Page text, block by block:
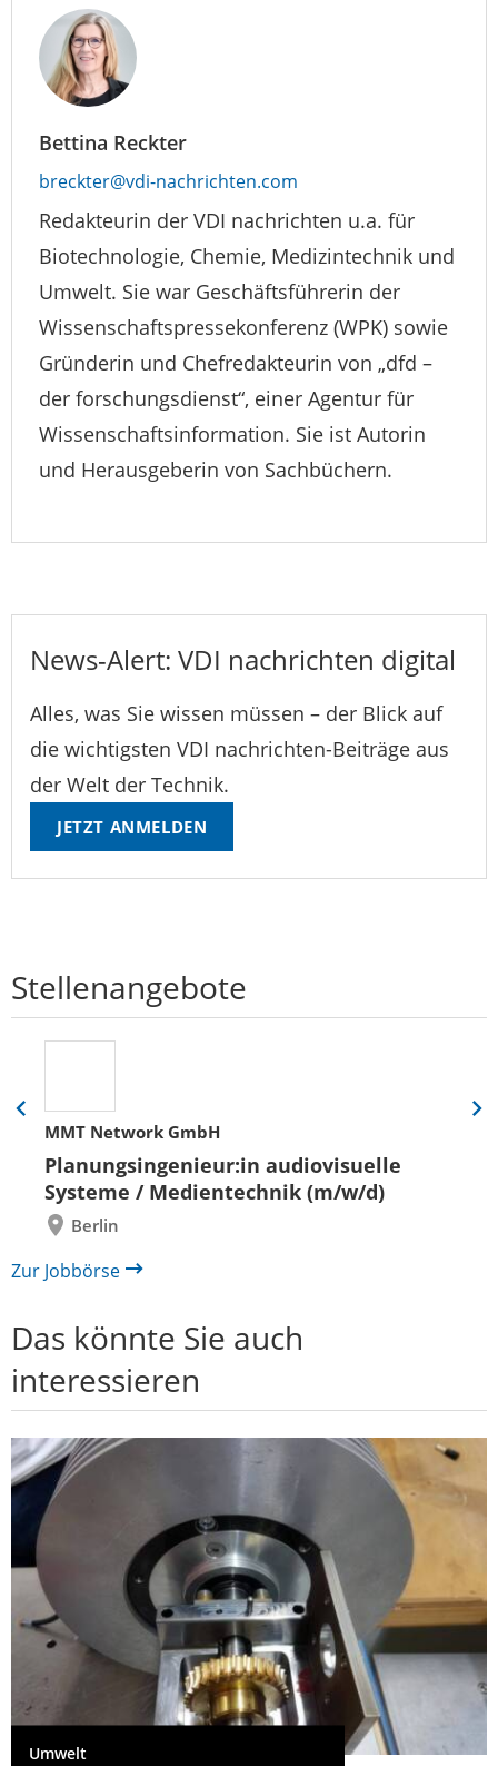
Bettina Reckter
breckter@vdi-nachrichten.com
Redakteurin der VDI nachrichten u.a. für
Biotechnologie, Chemie, Medizintechnik und
Umwelt. Sie war Geschäftsführerin der
Wissenschaftspressekonferenz (WPK) sowie
Gründerin und Chefredakteurin von „dfd –
der forschungsdienst“, einer Agentur für
Wissenschaftsinformation. Sie ist Autorin
und Herausgeberin von Sachbüchern.
News-Alert: VDI nachrichten digital
Alles, was Sie wissen müssen – der Blick auf
die wichtigsten VDI nachrichten-Beiträge aus
der Welt der Technik.
JETZT ANMELDEN
Stellenangebote
MMT Network GmbH
Planungsingenieur:in audiovisuelle
Systeme / Medientechnik (m/w/d)
Berlin
Eine
Folie
zurück
Eine
Zur Jobbörse
Das könnte Sie auch
interessieren
Umwelt